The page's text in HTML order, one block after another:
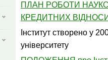
ПЛАН РОБОТИ
КРЕДИТНИХ
Інститут створено у
університету